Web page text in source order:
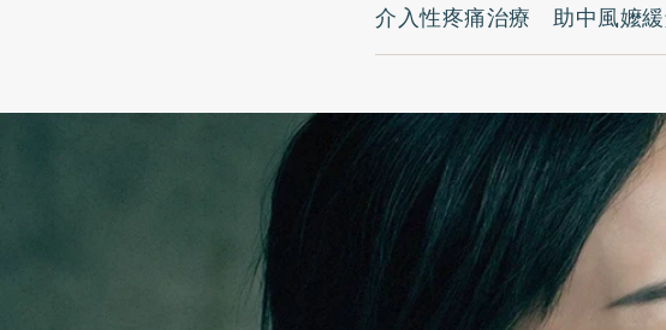
介入性疼痛治療 助中風嬤